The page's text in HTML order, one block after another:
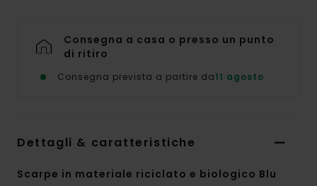
Consegna a casa o presso un punto
di ritiro
Consegna prevista a partire da11 agosto
Dettagli & caratteristiche
Scarpe in materiale riciclato e biologico Blu